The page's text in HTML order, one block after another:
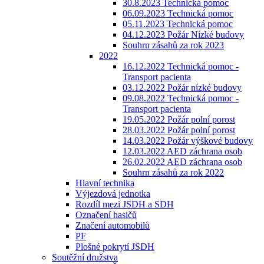
30.8.2023 Technická pomoc
06.09.2023 Technická pomoc
05.11.2023 Technická pomoc
04.12.2023 Požár Nízké budovy
Souhrn zásahů za rok 2023
2022
16.12.2022 Technická pomoc -
Transport pacienta
03.12.2022 Požár nízké budovy
09.08.2022 Technická pomoc -
Transport pacienta
19.05.2022 Požár polní porost
28.03.2022 Požár polní porost
14.03.2022 Požár výškové budovy
12.03.2022 AED záchrana osob
26.02.2022 AED záchrana osob
Souhrn zásahů za rok 2022
Hlavní technika
Výjezdová jednotka
Rozdíl mezi JSDH a SDH
Označení hasičů
Značení automobilů
PF
Plošné pokrytí JSDH
Soutěžní družstva